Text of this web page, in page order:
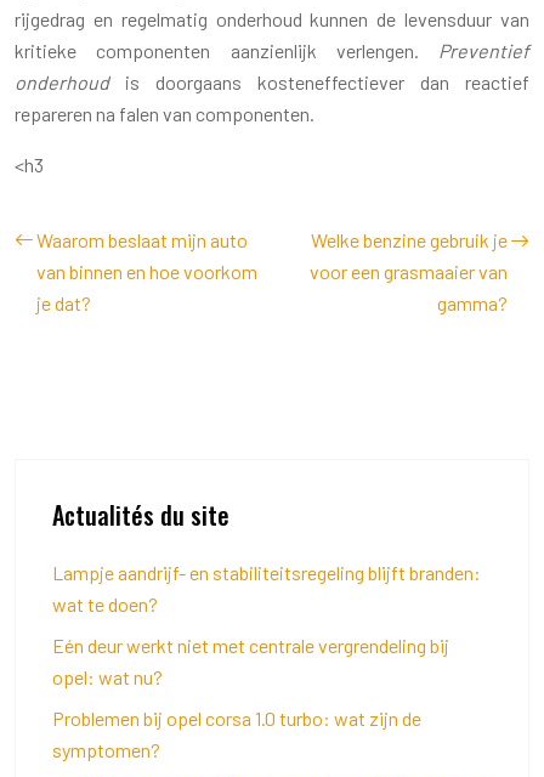
rijgedrag en regelmatig onderhoud kunnen de levensduur van
kritieke componenten aanzienlijk verlengen. Preventief
onderhoudis doorgaans kosteneffectiever dan reactief
repareren na falen van componenten.
<h3
Waarom beslaat mijn auto
van binnen en hoe voorkom
je dat?
Welke benzine gebruik je
voor een grasmaaier van
gamma?
Actualités du site
Lampje aandrijf- en stabiliteitsregeling blijft branden:
wat te doen?
Eén deur werkt niet met centrale vergrendeling bij
opel: wat nu?
Problemen bij opel corsa 1.0 turbo: wat zijn de
symptomen?